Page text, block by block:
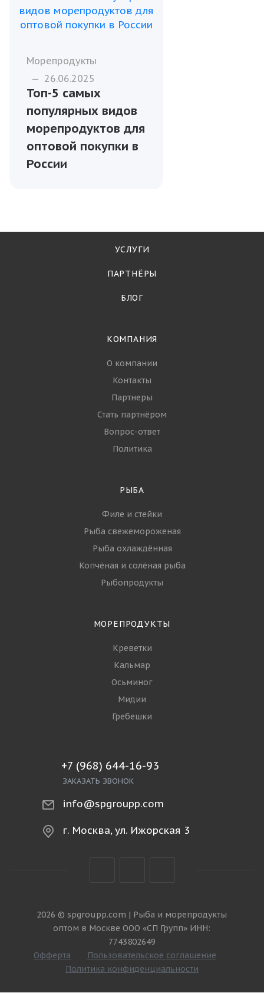
Морепродукты
— 26.06.2025
Топ-5 самых
популярных видов
морепродуктов для
оптовой покупки в
России
УСЛУГИ
ПАРТНЁРЫ
БЛОГ
КОМПАНИЯ
О компании
Контакты
Партнеры
Стать партнёром
Вопрос-ответ
Политика
РЫБА
Филе и стейки
Рыба свежемороженая
Рыба охлаждённая
Копчёная и солёная рыба
Рыбопродукты
МОРЕПРОДУКТЫ
Креветки
Кальмар
Осьминог
Мидии
Гребешки
+7 (968) 644-16-93
ЗАКАЗАТЬ ЗВОНОК
info@spgroupp.com
г. Москва, ул. Ижорская 3
2026 © spgroupp.com | Рыба и морепродукты
оптом в Москве ООО «СП Групп» ИНН:
7743802649
Офферта
Пользовательское соглашение
Политика конфиденциальности